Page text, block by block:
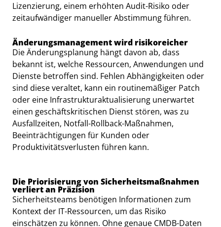
Lizenzierung, einem erhöhten Audit-Risiko oder
zeitaufwändiger manueller Abstimmung führen.
Änderungsmanagement wird risikoreicher
Die Änderungsplanung hängt davon ab, dass
bekannt ist, welche Ressourcen, Anwendungen und
Dienste betroffen sind. Fehlen Abhängigkeiten oder
sind diese veraltet, kann ein routinemäßiger Patch
oder eine Infrastrukturaktualisierung unerwartet
einen geschäftskritischen Dienst stören, was zu
Ausfallzeiten, Notfall-Rollback-Maßnahmen,
Beeinträchtigungen für Kunden oder
Produktivitätsverlusten führen kann.
Die Priorisierung von Sicherheitsmaßnahmen
verliert an Präzision
Sicherheitsteams benötigen Informationen zum
Kontext der IT-Ressourcen, um das Risiko
einschätzen zu können. Ohne genaue CMDB-Daten